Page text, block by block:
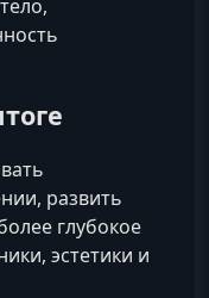
развить
глубокое
эстетики и